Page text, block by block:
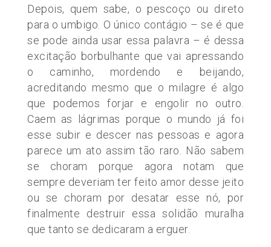
Depois, quem sabe, o pescoço ou direto
para o umbigo. O único contágio – se é que
se pode ainda usar essa palavra – é dessa
excitação borbulhante que vai apressando
o caminho, mordendo e beijando,
acreditando mesmo que o milagre é algo
que podemos forjar e engolir no outro.
Caem as lágrimas porque o mundo já foi
esse subir e descer nas pessoas e agora
parece um ato assim tão raro. Não sabem
se choram porque agora notam que
sempre deveriam ter feito amor desse jeito
ou se choram por desatar esse nó, por
finalmente destruir essa solidão muralha
que tanto se dedicaram a erguer.